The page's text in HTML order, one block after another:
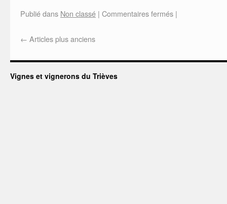
Publié dans Non classé | Commentaires fermés |
← Articles plus anciens
Vignes et vignerons du Trièves